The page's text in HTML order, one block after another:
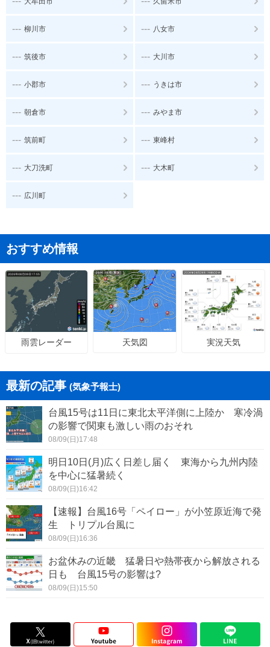
--- 柳川市 --- 八女市
--- 筑後市 --- 大川市
--- 小郡市 --- うきは市
--- 朝倉市 --- みやま市
--- 筑前町 --- 東峰村
--- 大刀洗町 --- 大木町
--- 広川町
おすすめ情報
雨雲レーダー 天気図 実況天気
最新の記事 (気象予報士)
台風15号は11日に東北太平洋側に上陸か 寒冷渦
の影響で関東も激しい雨のおそれ
08/09(日)17:48
明日10日(月)広く日差し届く 東海から九州内陸
を中心に猛暑続く
08/09(日)16:42
【速報】台風16号「ペイロー」が小笠原近海で発
生 トリプル台風に
08/09(日)16:36
お盆休みの近畿 猛暑日や熱帯夜から解放される
日も 台風15号の影響は?
08/09(日)15:50